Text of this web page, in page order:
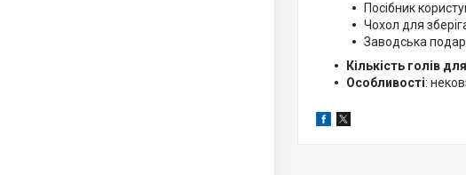
Посібник
Чохол для
Заводська
Кількість голів
Особливості: